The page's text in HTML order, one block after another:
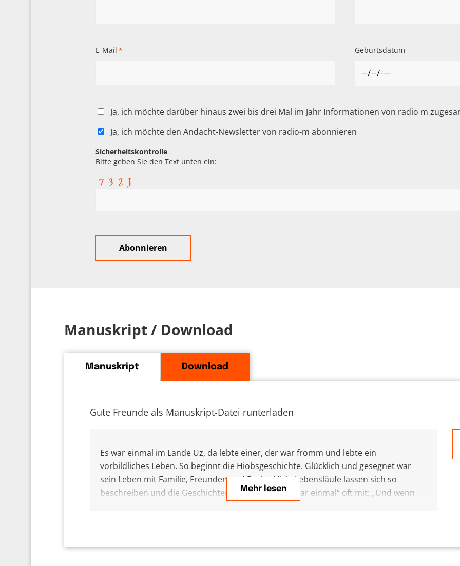
E-Mail * Geburtsdatum
Ja, ich möchte darüber hinaus zwei bis drei Mal im Jahr Informationen von radio m
Ja, ich möchte den Andacht-Newsletter von radio-m abonnieren
Sicherheitskontrolle
Bitte geben Sie den Text unten ein:
Manuskript / Download
Manuskript Download
Gute Freunde als Manuskript-Datei runterladen
Es war einmal im Lande Uz, da lebte einer, der war fromm und lebte ein
vorbildliches Leben. So beginnt die Hiobsgeschichte. Glücklich und gesegnet war
sein Leben mit Familie, Freunden und Besitz. Viele Lebensläufe lassen sich so
beschreiben und die Geschichten enden nach „es war einmal“ oft mit: „Und wenn
In der Geschichte bei Hiob gibt es aber eine dramatische Wendung. Und mit ihr
Mehr lesen